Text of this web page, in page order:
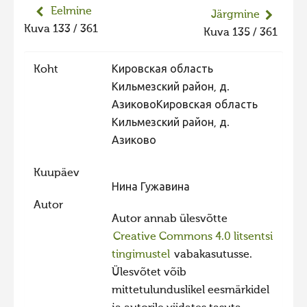
Liikuvad kuvad 2025
Liikuvad kuvad 2024
Hiite kuvavõistlus 2023
Hiite kuvavõistlus 2023 lisa
Hiite kuvavõistlus 2022
Hiite kuvavõistlus 2022 lisa
Liikuvad kuvad 2022
Hiite kuvavõistlus 2021
Hiite kuvavõistlus 2021 lisa
Liikuvad kuvad 2021
Eelmine
Kuva 133 / 361
Järgmine
Kuva 135 / 361
Koht
Кировская область
Кильмезский район, д.
АзиковоКировская область
Кильмезский район, д.
Азиково
Kuupäev
Autor
Нина Гужавина
Autor annab ülesvõtte
Creative Commons 4.0 litsentsi
tingimustel vabakasutusse.
Ülesvõtet võib
mittetulunduslikel eesmärkidel